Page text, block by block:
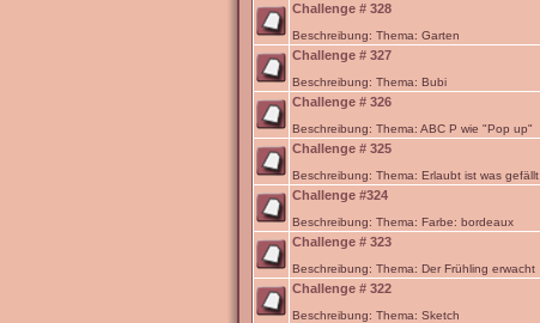
Challenge # 328
Beschreibung: Thema: Garten
Challenge # 327
Beschreibung: Thema: Bubi
Challenge # 326
Beschreibung: Thema: ABC P wie "Pop up"
Challenge # 325
Beschreibung: Thema: Erlaubt ist was gefällt
Challenge #324
Beschreibung: Thema: Farbe: bordeaux
Challenge # 323
Beschreibung: Thema: Der Frühling erwacht
Challenge # 322
Beschreibung: Thema: Sketch